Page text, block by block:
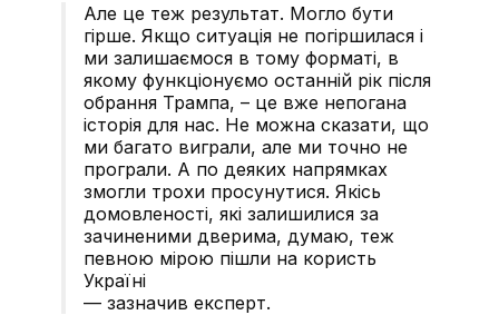
Але це теж результат. Могло бути
гірше. Якщо ситуація не погіршилася і
ми залишаємося в тому форматі, в
якому функціонуємо останній рік після
обрання Трампа, – це вже непогана
історія для нас. Не можна сказати, що
ми багато виграли, але ми точно не
програли. А по деяких напрямках
змогли трохи просунутися. Якісь
домовленості, які залишилися за
зачиненими дверима, думаю, теж
певною мірою пішли на користь
Україні
— зазначив експерт.